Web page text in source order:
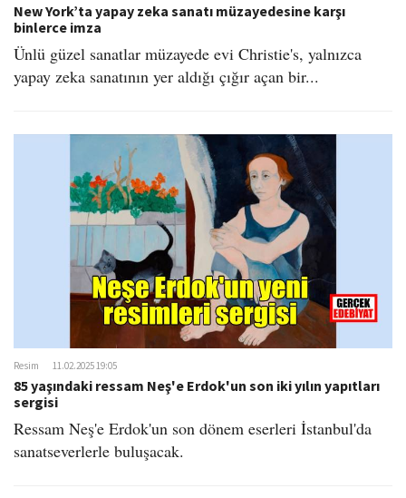
New York’ta yapay zeka sanatı müzayedesine karşı
binlerce imza
Ünlü güzel sanatlar müzayede evi Christie's, yalnızca
yapay zeka sanatının yer aldığı çığır açan bir...
Resim 11.02.2025 19:05
85 yaşındaki ressam Neş'e Erdok'un son iki yılın yapıtları
sergisi
Ressam Neş'e Erdok'un son dönem eserleri İstanbul'da
sanatseverlerle buluşacak.